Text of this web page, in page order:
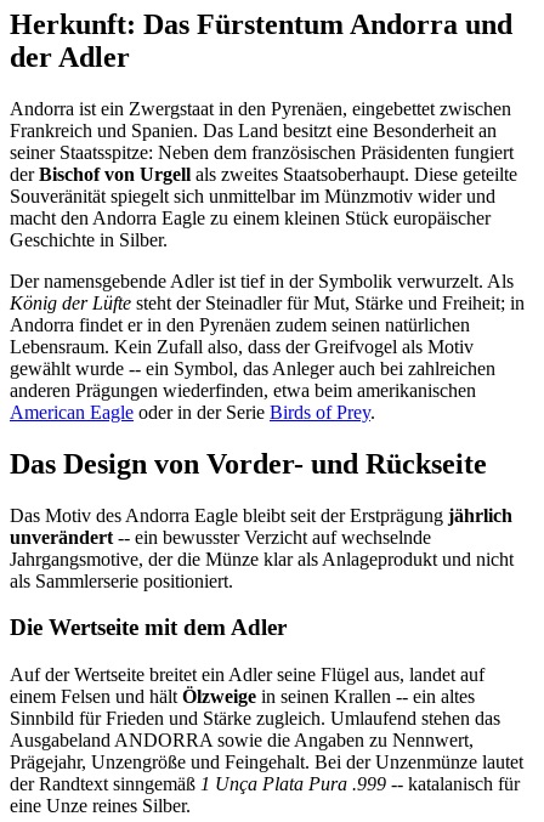
Herkunft: Das Fürstentum Andorra und
der Adler
Andorra ist ein Zwergstaat in den Pyrenäen, eingebettet zwischen
Frankreich und Spanien. Das Land besitzt eine Besonderheit an
seiner Staatsspitze: Neben dem französischen Präsidenten fungiert
derBischof von Urgell als zweites Staatsoberhaupt. Diese geteilte
Souveränität spiegelt sich unmittelbar im Münzmotiv wider und
macht den Andorra Eagle zu einem kleinen Stück europäischer
Geschichte in Silber.
Der namensgebende Adler ist tief in der Symbolik verwurzelt. Als
König der Lüfte steht der Steinadler für Mut, Stärke und Freiheit; in
Andorra findet er in den Pyrenäen zudem seinen natürlichen
Lebensraum. Kein Zufall also, dass der Greifvogel als Motiv
gewählt wurde -- ein Symbol, das Anleger auch bei zahlreichen
anderen Prägungen wiederfinden, etwa beim amerikanischen
American Eagle oder in der Serie Birds of Prey.
Das Design von Vorder- und Rückseite
Das Motiv des Andorra Eagle bleibt seit der Erstprägung jährlich
unverändert -- ein bewusster Verzicht auf wechselnde
Jahrgangsmotive, der die Münze klar als Anlageprodukt und nicht
als Sammlerserie positioniert.
Die Wertseite mit dem Adler
Auf der Wertseite breitet ein Adler seine Flügel aus, landet auf
einem Felsen und hält Ölzweige in seinen Krallen -- ein altes
Sinnbild für Frieden und Stärke zugleich. Umlaufend stehen das
Ausgabeland ANDORRA sowie die Angaben zu Nennwert,
Prägejahr, Unzengröße und Feingehalt. Bei der Unzenmünze lautet
der Randtext sinngemäß 1 Unça Plata Pura .999 -- katalanisch für
eine Unze reines Silber.